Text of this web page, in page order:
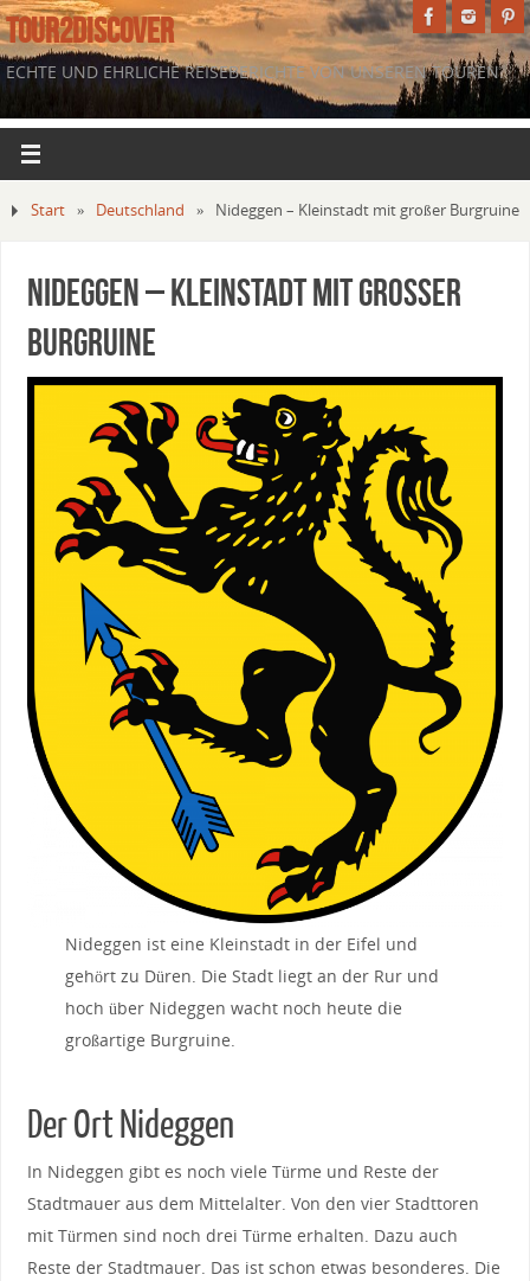
TOUR2DISCOVER
ECHTE UND EHRLICHE REISEBERICHTE VON UNSEREN TOUREN.
Start » Deutschland » Nideggen – Kleinstadt mit großer Burgruine
Nideggen – Kleinstadt mit großer
Burgruine
Nideggen ist eine Kleinstadt in der Eifel und
gehört zu Düren. Die Stadt liegt an der Rur und
hoch über Nideggen wacht noch heute die
großartige Burgruine.
Der Ort Nideggen
In Nideggen gibt es noch viele Türme und Reste der
Stadtmauer aus dem Mittelalter. Von den vier Stadttoren
mit Türmen sind noch drei Türme erhalten. Dazu auch
Reste der Stadtmauer. Das ist schon etwas besonderes. Die